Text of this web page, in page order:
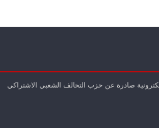
صادرة عن حزب التحالف الشعبي الاشتراكي